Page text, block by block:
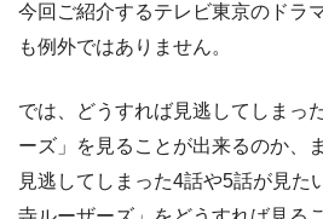
今回ご紹介するテレビ東京のドラ
も例外ではありません。
では、どうすれば見逃してしまっ
ーズ」を見ることが出来るのか、
見逃してしまった4話や5話が見た